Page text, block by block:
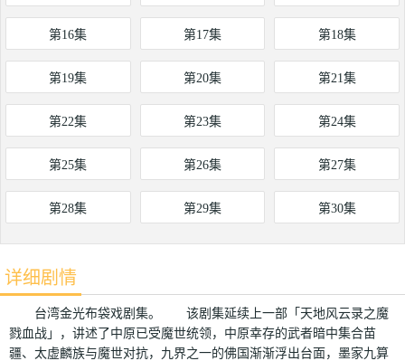
第16集 第17集 第18集
第19集 第20集 第21集
第22集 第23集 第24集
第25集 第26集 第27集
第28集 第29集 第30集
详细剧情
台湾金光布袋戏剧集。 该剧集延续上一部「天地风云录之魔
戮血战」，讲述了中原已受魔世统领，中原幸存的武者暗中集合苗
疆、太虚麟族与魔世对抗，九界之一的佛国渐渐浮出台面，墨家九算